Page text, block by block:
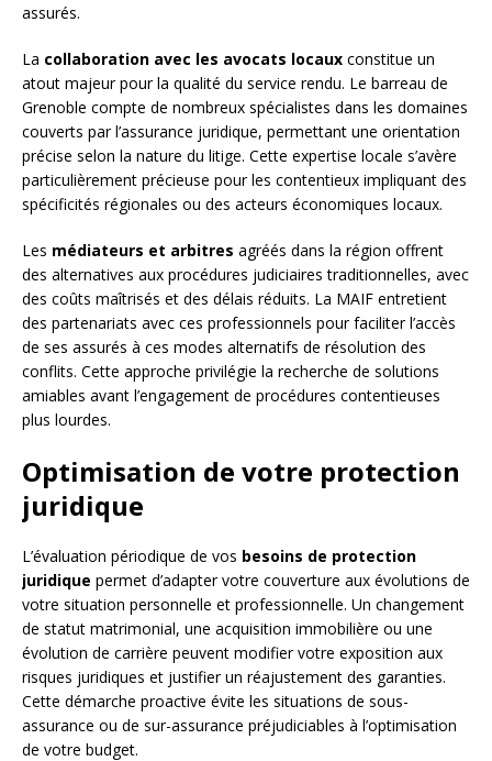
assurés.
La collaboration avec les avocats locaux constitue un
atout majeur pour la qualité du service rendu. Le barreau de
Grenoble compte de nombreux spécialistes dans les domaines
couverts par l’assurance juridique, permettant une orientation
précise selon la nature du litige. Cette expertise locale s’avère
particulièrement précieuse pour les contentieux impliquant des
spécificités régionales ou des acteurs économiques locaux.
Les médiateurs et arbitres agréés dans la région offrent
des alternatives aux procédures judiciaires traditionnelles, avec
des coûts maîtrisés et des délais réduits. La MAIF entretient
des partenariats avec ces professionnels pour faciliter l’accès
de ses assurés à ces modes alternatifs de résolution des
conflits. Cette approche privilégie la recherche de solutions
amiables avant l’engagement de procédures contentieuses
plus lourdes.
Optimisation de votre protection
juridique
L’évaluation périodique de vos besoins de protection
juridique permet d’adapter votre couverture aux évolutions de
votre situation personnelle et professionnelle. Un changement
de statut matrimonial, une acquisition immobilière ou une
évolution de carrière peuvent modifier votre exposition aux
risques juridiques et justifier un réajustement des garanties.
Cette démarche proactive évite les situations de sous-
assurance ou de sur-assurance préjudiciables à l’optimisation
de votre budget.